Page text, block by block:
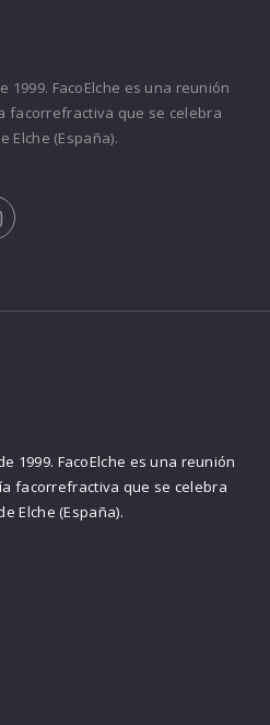
1999. FacoElche es una reunión
facorrefractiva que se celebra
Elche (España).
1999. FacoElche es una reunión
facorrefractiva que se celebra
Elche (España).